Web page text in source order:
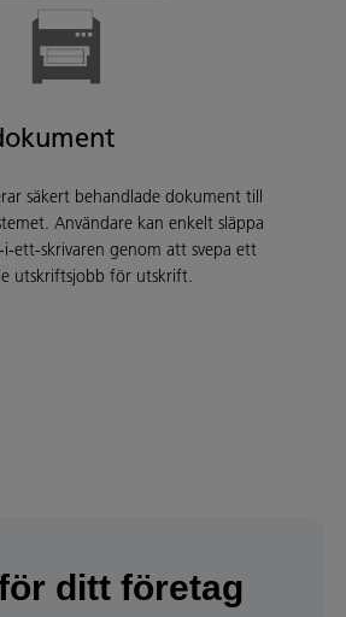
säkert behandlade dokument till
Användare kan enkelt släppa
ett-skrivaren genom att svepa ett
utskriftsjobb för utskrift.
ditt företag